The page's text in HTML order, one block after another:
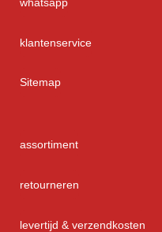
klantenservice
Sitemap
assortiment
retourneren
levertijd & verzendkosten